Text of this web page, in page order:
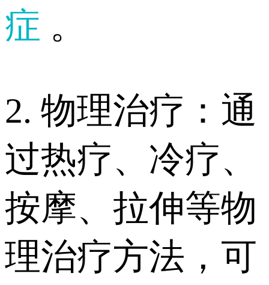
症 。
2. 物理治疗：通
过热疗、冷疗、
按摩、拉伸等物
理治疗方法，可